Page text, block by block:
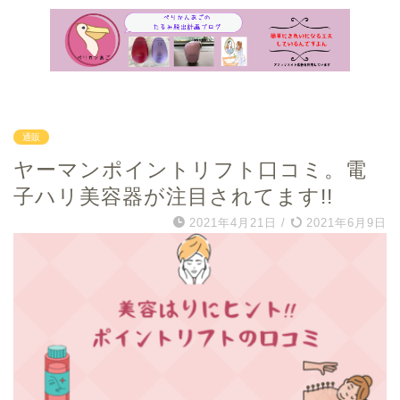
通販
ヤーマンポイントリフト口コミ。電
子ハリ美容器が注目されてます!!
2021年4月21日 / 2021年6月9日